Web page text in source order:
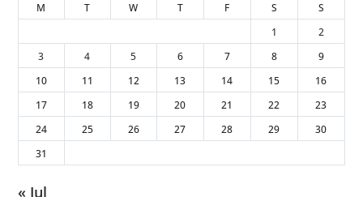
M T W T F S
S
1
2
3
4 5 6 7 8
9
10
11 12 13 14 15
16
17
18 19 20 21 22
23
24
25 26 27 28 29
30
31
« Jul